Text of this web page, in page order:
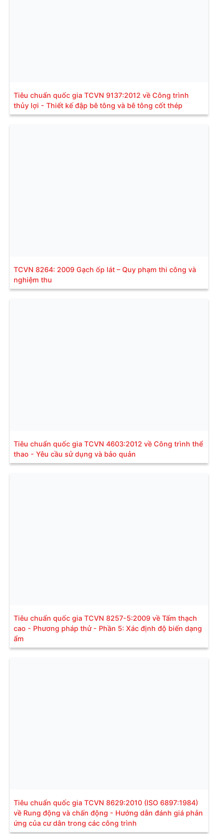
Tiêu chuẩn quốc gia TCVN 9137:2012 về Công trình
thủy lợi - Thiết kế đập bê tông và bê tông cốt thép
TCVN 8264: 2009 Gạch ốp lát – Quy phạm thi công và
nghiệm thu
Tiêu chuẩn quốc gia TCVN 4603:2012 về Công trình thể
thao - Yêu cầu sử dụng và bảo quản
Tiêu chuẩn quốc gia TCVN 8257-5:2009 về Tấm thạch
cao - Phương pháp thử - Phần 5: Xác định độ biến dạng
ẩm
Tiêu chuẩn quốc gia TCVN 8629:2010 (ISO 6897:1984)
về Rung động và chấn động - Hướng dẫn đánh giá phản
ứng của cư dân trong các công trình